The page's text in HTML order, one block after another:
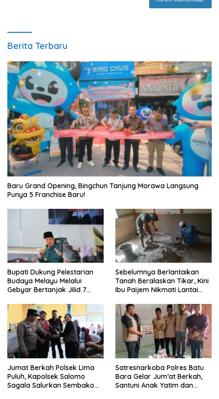
Berita Terbaru
‎Baru Grand Opening, Bingchun Tanjung Morawa Langsung
Punya 5 Franchise Baru!
Bupati Dukung Pelestarian
Budaya Melayu Melalui
Gebyar Bertanjak Jilid 7
Sebelumnya Berlantaikan
Tanah Beralaskan Tikar, Kini
Ibu Paijem Nikmati Lantai
Satgas TMMD Ke-129 Kodim
0208/Asahan
Jumat Berkah Polsek Lima
Puluh, Kapolsek Salomo
Sagala Salurkan Sembako
Satresnarkoba Polres Batu
Bara Gelar Jum’at Berkah,
Santuni Anak Yatim dan